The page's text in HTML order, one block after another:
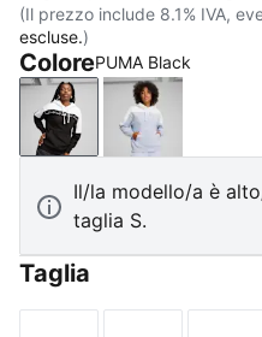
(Il prezzo include 8.1% IVA,
escluse.)
ColorePUMA Black
PUMA BlackCool Weather
Il/la modello/a è
taglia S.
Taglia